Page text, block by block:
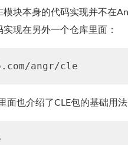
模块本身的代码实现并不在
现在另外一个仓库里面：
面也介绍了CLE包的基础用法